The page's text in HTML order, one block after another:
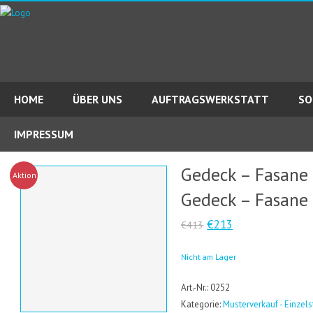
HOME ÜBER UNS AUFTRAGSWERKSTATT
IMPRESSUM
Aktion!
Gedeck – Fasane
Gedeck – Fasane
€413 €213
Nicht am Lager
Art.-Nr.: 0252
Kategorie:Musterverkauf -